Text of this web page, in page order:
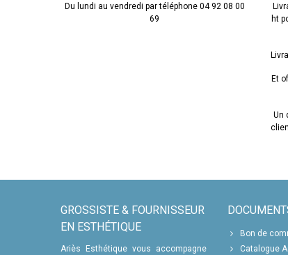
Du lundi au vendredi par téléphone 04 92 08 00
69
ht
Et
Un
GROSSISTE & FOURNISSEUR
EN ESTHÉTIQUE
Ariès Esthétique vous accompagne
Bon de
Catalogue